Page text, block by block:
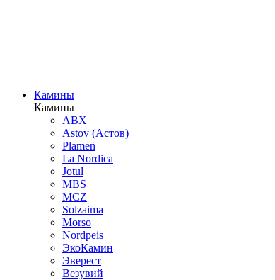
Камины
Камины
ABX
Astov (Астов)
Plamen
La Nordica
Jotul
MBS
MCZ
Solzaima
Morso
Nordpeis
ЭкоКамин
Эверест
Везувий